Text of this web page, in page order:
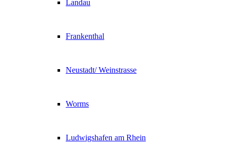
Landau
Frankenthal
Neustadt/ Weinstrasse
Worms
Ludwigshafen am Rhein